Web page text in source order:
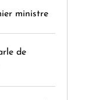
ministre
de